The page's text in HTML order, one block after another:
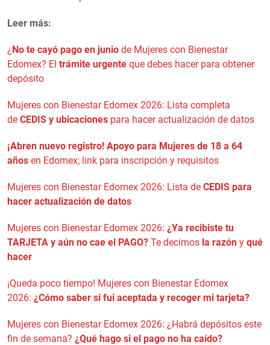
Leer más:
¿ No te cayó pago en junio de Mujeres con Bienestar
Edomex? El trámite urgente que debes hacer para obtener
depósito
Mujeres con Bienestar Edomex 2026: Lista completa
de CEDIS y ubicaciones para hacer actualización de datos
¡Abren nuevo registro! Apoyo para Mujeres de 18 a 64
años en Edomex; link para inscripción y requisitos
Mujeres con Bienestar Edomex 2026: Lista de CEDIS para
hacer actualización de datos
Mujeres con Bienestar Edomex 2026: ¿Ya recibiste tu
TARJETA y aún no cae el PAGO? Te decimos la razón y qué
hacer
¡Queda poco tiempo! Mujeres con Bienestar Edomex
2026: ¿Cómo saber si fui aceptada y recoger mi tarjeta?
Mujeres con Bienestar Edomex 2026: ¿Habrá depósitos este
fin de semana? ¿Qué hago si el pago no ha caído?